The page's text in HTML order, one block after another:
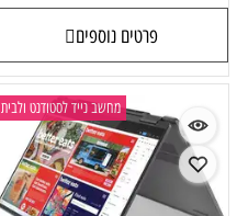
פרטים נוספים
מחשב נייד לסטודנט ולבית